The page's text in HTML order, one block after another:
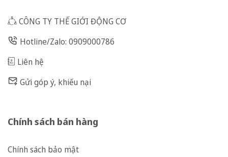
CÔNG TY THẾ GIỚI ĐỘNG CƠ
Hotline/Zalo: 0909000786
Liên hệ
Gửi góp ý, khiếu nại
Chính sách bán hàng
Chính sách bảo mật